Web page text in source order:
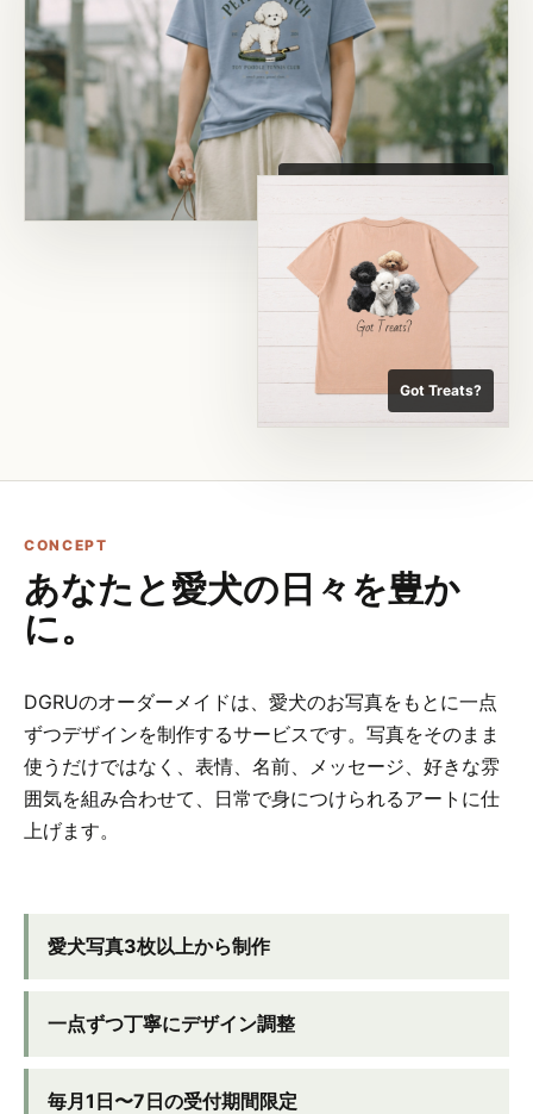
Got Treats?
CONCEPT
あなたと愛犬の日々を豊か
に。
DGRUのオーダーメイドは、愛犬のお写真をもとに一点
ずつデザインを制作するサービスです。写真をそのまま
使うだけではなく、表情、名前、メッセージ、好きな雰
囲気を組み合わせて、日常で身につけられるアートに仕
上げます。
愛犬写真3枚以上から制作
一点ずつ丁寧にデザイン調整
毎月1日〜7日の受付期間限定